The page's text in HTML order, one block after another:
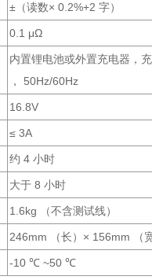
±（读数× 0.2%+2 字）
0.1 μΩ
内置锂电池或外置充电器，
， 50Hz/60Hz
16.8V
≤ 3A
约 4 小时
大于 8 小时
1.6kg （不含测试线）
246mm （长）× 156mm （
-10 ℃ ~50 ℃